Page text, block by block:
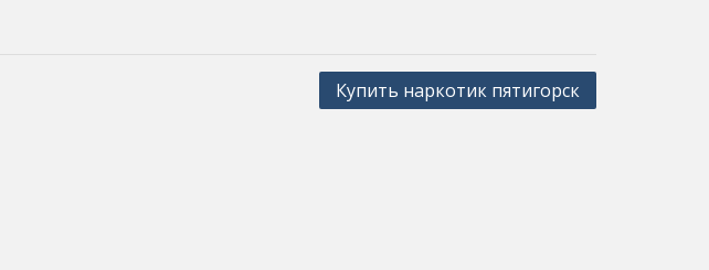
Купить наркотик пятигорск